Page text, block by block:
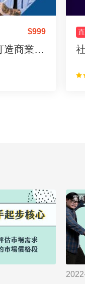
$999
09/24 台北場 打造商業護城河
電